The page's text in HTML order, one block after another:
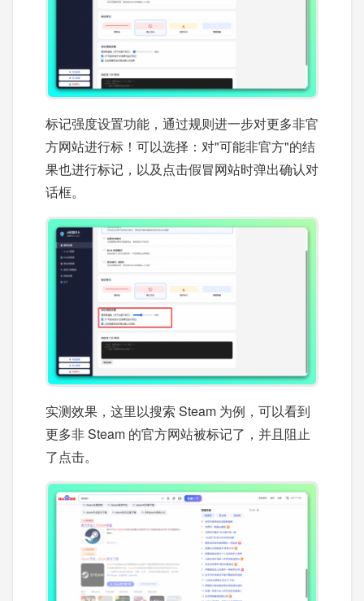
标记强度设置功能，通过规则进一步对更多非官
方网站进行标！可以选择：对"可能非官方"的结
果也进行标记，以及点击假冒网站时弹出确认对
话框。
实测效果，这里以搜索 Steam 为例，可以看到
更多非 Steam 的官方网站被标记了，并且阻止
了点击。